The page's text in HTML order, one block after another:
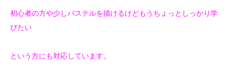
初心者の方や少しパステルを描けるけどもうちょっとしっかり学
びたい
という方にも対応しています。